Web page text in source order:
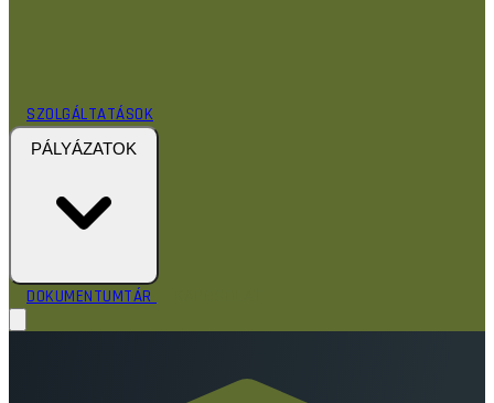
SZOLGÁLTATÁSOK
PÁLYÁZATOK
DOKUMENTUMTÁR